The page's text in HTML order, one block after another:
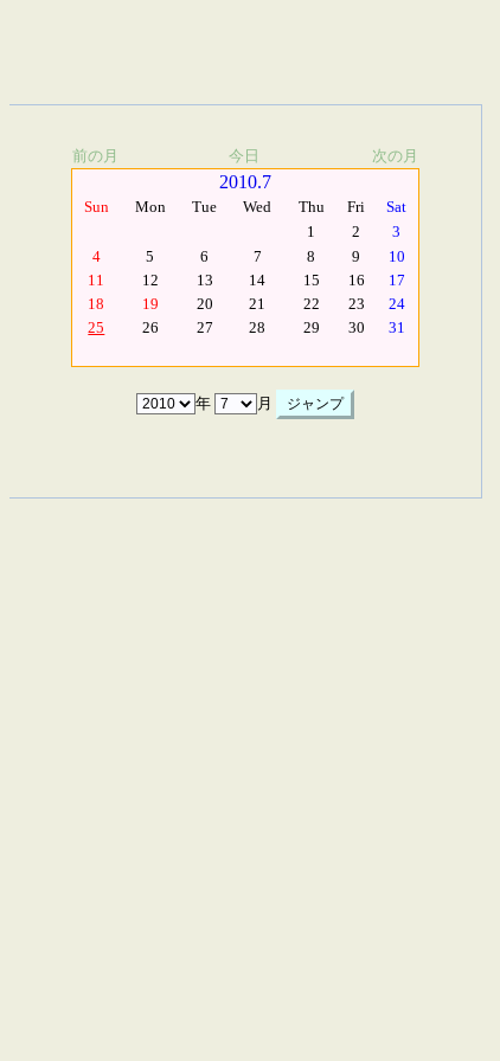
前の月 今日 次の月
2010.7
Sun Mon Tue Wed Thu Fri
Sat
1
2
3
4
5 6 7 8 9
10
11
12 13 14 15 16
17
18
19 20 21 22 23
24
25
26 27 28 29 30 31
年 月